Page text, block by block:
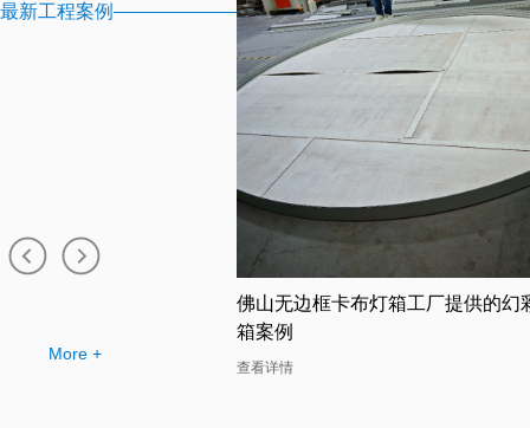
最新工程案例
More +
珠海卡布灯箱店的幻彩灯箱助力广
司的定制需求
查看详情